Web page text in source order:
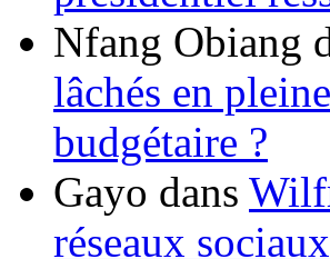
Nfang Obiang
lâchés en
budgétaire ?
Gayo dans
réseaux